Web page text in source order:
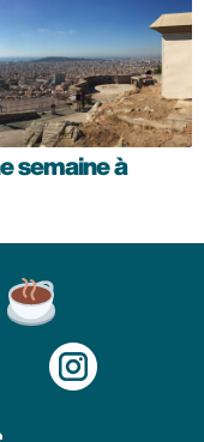
semaine à